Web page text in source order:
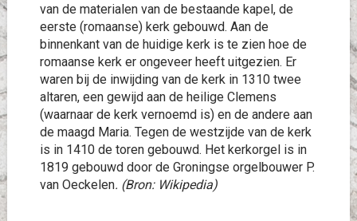
van de materialen van de bestaande kapel, de
eerste (romaanse) kerk gebouwd. Aan de
binnenkant van de huidige kerk is te zien hoe de
romaanse kerk er ongeveer heeft uitgezien. Er
waren bij de inwijding van de kerk in 1310 twee
altaren, een gewijd aan de heilige Clemens
(waarnaar de kerk vernoemd is) en de andere aan
de maagd Maria. Tegen de westzijde van de kerk
is in 1410 de toren gebouwd. Het kerkorgel is in
1819 gebouwd door de Groningse orgelbouwer P.
van Oeckelen. (Bron: Wikipedia)